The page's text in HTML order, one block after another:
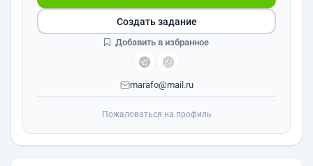
marafo@mail.ru
Создать задание
Добавить в избранное
Пожаловаться на профиль